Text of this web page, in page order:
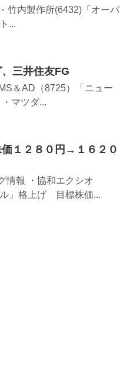
竹内製作所(6432)「オーバ
...
三井住友FG
＆AD（8725）「ニュー
マツダ...
１２８０円→１６２０
情報 ・協和エクシオ
」格上げ 目標株価...